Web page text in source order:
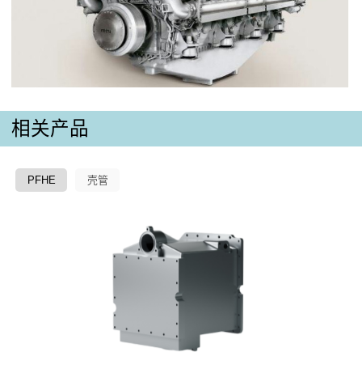
相关产品
PFHE 壳管